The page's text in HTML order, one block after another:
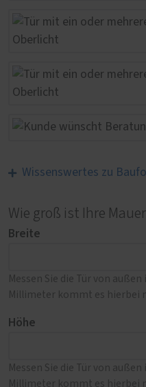
Wissenswertes zu
Wie groß ist Ihre
Breite
Messen Sie die Tür von
Millimeter kommt es hierbei
Höhe
Messen Sie die Tür von
Millimeter kommt es hierbei